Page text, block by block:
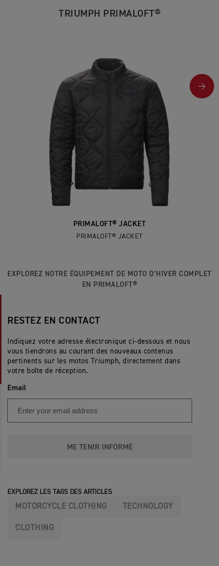
TRIUMPH PRIMALOFT®
PRIMALOFT® JACKET
PRIMALOFT® JACKET
EXPLOREZ NOTRE ÉQUIPEMENT DE MOTO D’HIVER COMPLET
EN PRIMALOFT®
RESTEZ EN CONTACT
Indiquez votre adresse électronique ci-dessous et nous
vous tiendrons au courant des nouveaux contenus
pertinents sur les motos Triumph, directement dans
votre boîte de réception.
Email
ME TENIR INFORMÉ
EXPLOREZ LES TAGS DES ARTICLES
MOTORCYCLE CLOTHING TECHNOLOGY
CLOTHING